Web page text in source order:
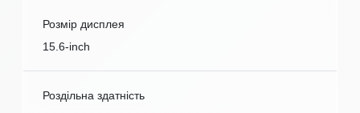
Розмір дисплея
15.6-inch
Роздільна здатність